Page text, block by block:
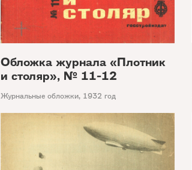
Обложка журнала «Плотник
и столяр», № 11-12
Журнальные обложки, 1932 год